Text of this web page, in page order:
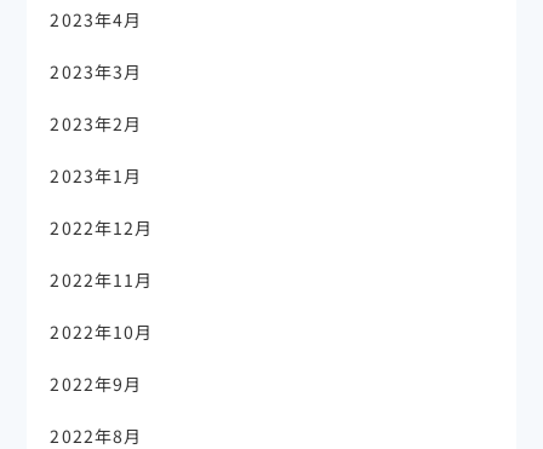
2023年4月
2023年3月
2023年2月
2023年1月
2022年12月
2022年11月
2022年10月
2022年9月
2022年8月